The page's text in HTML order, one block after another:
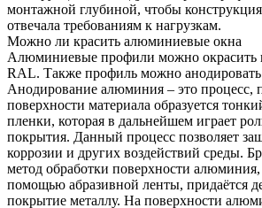
монтажной глубиной, чтобы
отвечала требованиям к нагрузкам.
Можно ли красить алюминиевые окна
Алюминиевые профили можно окрасить
RAL. Также профиль можно
Анодирование алюминия – это процесс,
поверхности материала образуется
пленки, которая в дальнейшем играет
покрытия. Данный процесс позволяет
коррозии и других воздействий среды.
метод обработки поверхности
помощью абразивной ленты, придаётся
покрытие металлу. На поверхности